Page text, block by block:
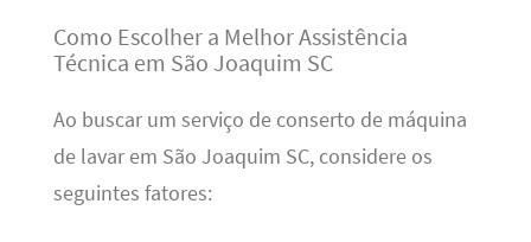
Como Escolher a Melhor Assistência
Técnica em São Joaquim SC
Ao buscar um serviço de conserto de máquina
de lavar em São Joaquim SC, considere os
seguintes fatores: